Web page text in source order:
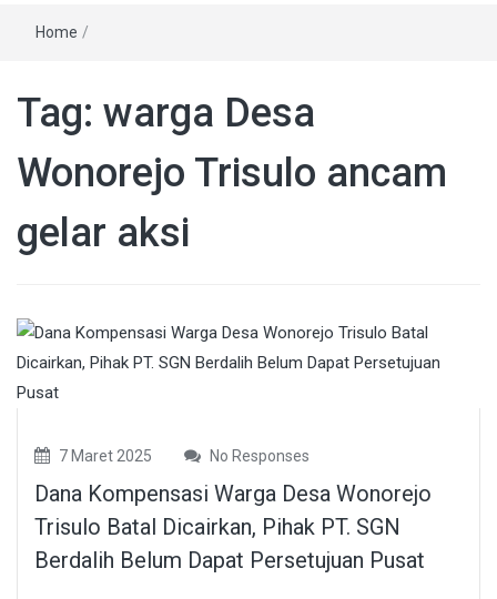
Home /
Tag: warga Desa
Wonorejo Trisulo ancam
gelar aksi
7 Maret 2025 No Responses
Dana Kompensasi Warga Desa Wonorejo
Trisulo Batal Dicairkan, Pihak PT. SGN
Berdalih Belum Dapat Persetujuan Pusat